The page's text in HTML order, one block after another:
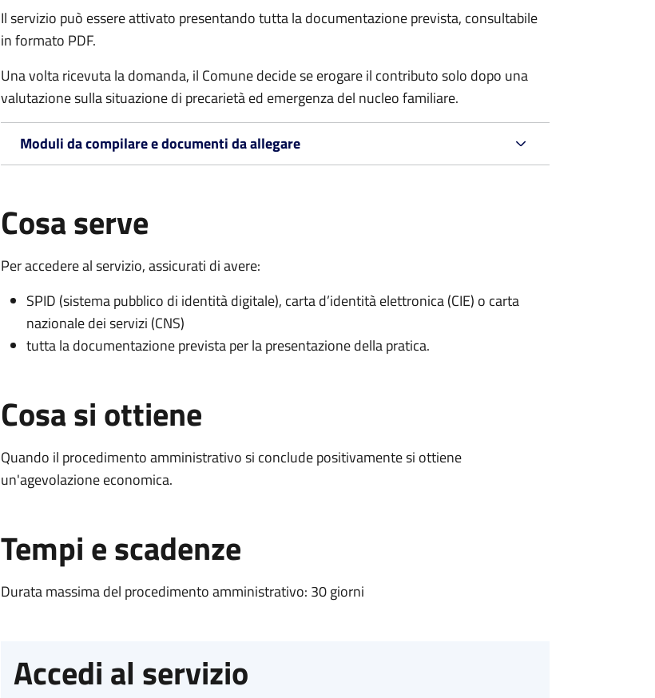
Il servizio può essere attivato presentando tutta la documentazione prevista, consultabile
in formato PDF.
Una volta ricevuta la domanda, il Comune decide se erogare il contributo solo dopo una
valutazione sulla situazione di precarietà ed emergenza del nucleo familiare.
Moduli da compilare e documenti da allegare
Cosa serve
Per accedere al servizio, assicurati di avere:
SPID (sistema pubblico di identità digitale), carta d’identità elettronica (CIE) o carta
nazionale dei servizi (CNS)
tutta la documentazione prevista per la presentazione della pratica.
Cosa si ottiene
Quando il procedimento amministrativo si conclude positivamente si ottiene
un'agevolazione economica.
Tempi e scadenze
Durata massima del procedimento amministrativo: 30 giorni
Accedi al servizio